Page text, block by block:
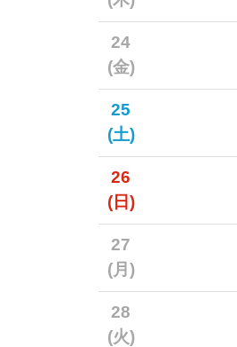
24
(金)
25
(土)
26
(日)
27
(月)
28
(火)